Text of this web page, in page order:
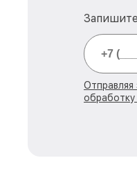
Отправляя